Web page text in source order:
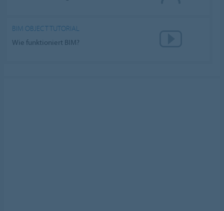
BIM OBJECT TUTORIAL
Wie funktioniert BIM?